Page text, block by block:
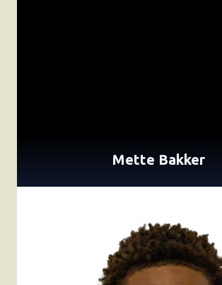
Mette Bakker